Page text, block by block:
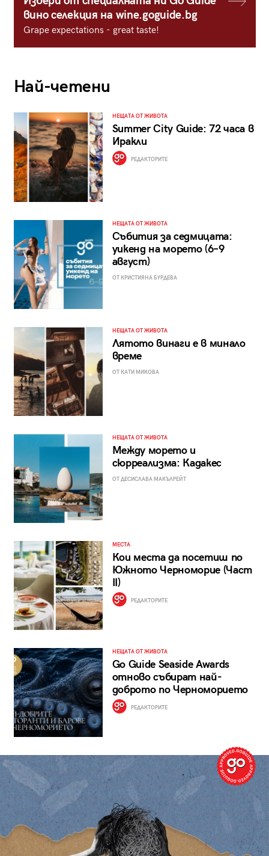
вино селекция на wine.goguide.bg
Grape expectations - great taste!
Най-четени
НЕЩАТА ОТ ЖИВОТА
Summer City Guide: 72 часа в
Иракли
РЕДАКТОРИТЕ
НЕЩАТА ОТ ЖИВОТА
Събития за седмицата:
уикенд на морето (6–9
август)
ОТ КРИСТИЯНА БУРДЕВА
НЕЩАТА ОТ ЖИВОТА
Лятото винаги е в минало
време
ОТ КАТИ МИКОВА
НЕЩАТА ОТ ЖИВОТА
Между морето и
сюрреализма: Кадакес
ОТ ДЕСИСЛАВА МАКЪЛРЕЙТ
МЕСТА
Кои места да посетиш по
Южното Черноморие (Част
II)
РЕДАКТОРИТЕ
НЕЩАТА ОТ ЖИВОТА
Go Guide Seaside Awards
отново събират най-
доброто по Черноморието
РЕДАКТОРИТЕ